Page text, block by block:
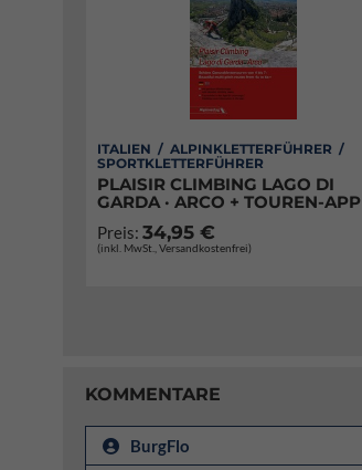
ITALIEN / ALPINKLETTERFÜHRER /
SPORTKLETTERFÜHRER
PLAISIR CLIMBING LAGO DI
GARDA · ARCO + TOUREN-APP
Preis: 34,95 €
(inkl. MwSt., Versandkostenfrei)
KOMMENTARE
BurgFlo